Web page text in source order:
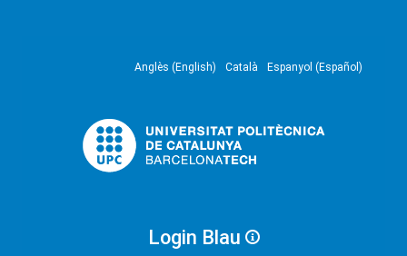
Anglès (English) Català Espanyol (Español)
Login Blau